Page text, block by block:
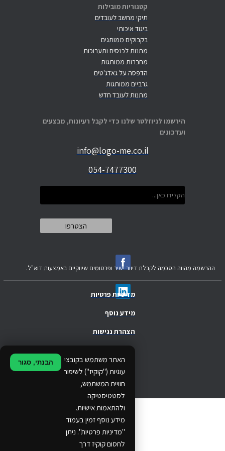
קטגוריות מובילות
תיקי מחשב לעובדים
ביגוד איכותי
בקבוקים ממותגים
מתנות לכנסים ותערוכות
מחברות ממותגות
הדפסה על גאדג'טים
גרביים ממותגות
מתנות לעובד חדש
הירשמו לניוזלטר שלנו כדי לקבל רעיונות, מבצעים
ועדכונים
info@logo-me.co.il
054-7477300
מדיניות פרטיות
האתר משתמש בקובצי
עוגיות ("קוקיז") לשיפור
חוויית המשתמש,
לסטטיסטיקה
ולהתאמות אישיות.
מידע נוסף זמין בעמוד
"מדיניות פרטיות". ניתן
לחסום קוקיז דרך
הבנתי, סגור
מידע נוסף
.
הצהרת נגישות
ההרשמה מהווה הסכמה לקבלת דיוור ישיר ופרסומים שיווקיים באמצעות דוא"ל.
© 2024 Ethos Business. All rights reserved.
...